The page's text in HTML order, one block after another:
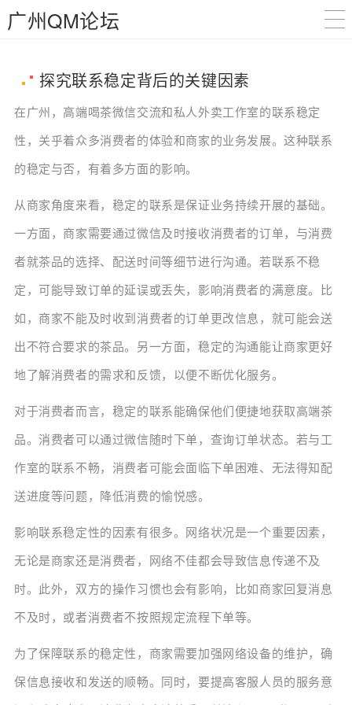
广州QM论坛
探究联系稳定背后的关键因素
在广州，高端喝茶微信交流和私人外卖工作室的联系稳定
性，关乎着众多消费者的体验和商家的业务发展。这种联系
的稳定与否，有着多方面的影响。
从商家角度来看，稳定的联系是保证业务持续开展的基础。
一方面，商家需要通过微信及时接收消费者的订单，与消费
者就茶品的选择、配送时间等细节进行沟通。若联系不稳
定，可能导致订单的延误或丢失，影响消费者的满意度。比
如，商家不能及时收到消费者的订单更改信息，就可能会送
出不符合要求的茶品。另一方面，稳定的沟通能让商家更好
地了解消费者的需求和反馈，以便不断优化服务。
对于消费者而言，稳定的联系能确保他们便捷地获取高端茶
品。消费者可以通过微信随时下单，查询订单状态。若与工
作室的联系不畅，消费者可能会面临下单困难、无法得知配
送进度等问题，降低消费的愉悦感。
影响联系稳定性的因素有很多。网络状况是一个重要因素，
无论是商家还是消费者，网络不佳都会导致信息传递不及
时。此外，双方的操作习惯也会有影响，比如商家回复消息
不及时，或者消费者不按照规定流程下单等。
为了保障联系的稳定性，商家需要加强网络设备的维护，确
保信息接收和发送的顺畅。同时，要提高客服人员的服务意